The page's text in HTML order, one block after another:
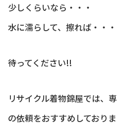
少しくらいなら・・・
水に濡らして、擦れば・・・
待ってください!!
リサイクル着物錦屋では、
の依頼をおすすめしておりま